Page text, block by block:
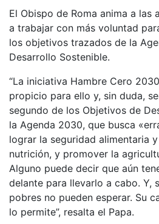
El Obispo de Roma anima a las
a trabajar con más voluntad
los objetivos trazados de la
Desarrollo Sostenible.
“La iniciativa Hambre Cero
propicio para ello y, sin duda,
segundo de los Objetivos de
la Agenda 2030, que busca
lograr la seguridad alimentaria
nutrición, y promover la
Alguno puede decir que aún
delante para llevarlo a cabo. Y,
pobres no pueden esperar. Su
lo permite”, resalta el Papa.